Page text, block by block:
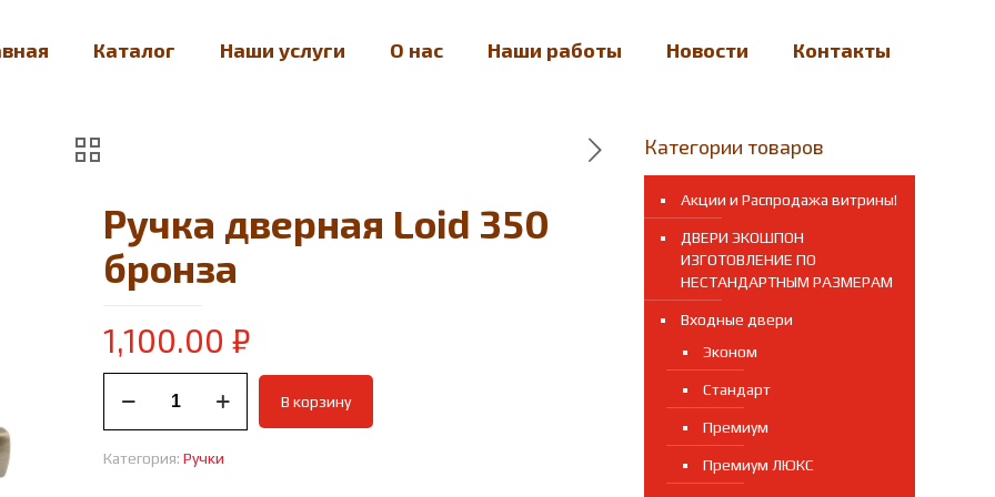
Каталог Наши услуги О нас Наши работы Новости Контакты
Ручка дверная Loid 350
бронза
1,100.00₽
товара
Ручка
В корзину
Категория:Ручки
Категории товаров
Акции и Распродажа витрины!
ДВЕРИ ЭКОШПОН
ИЗГОТОВЛЕНИЕ ПО
НЕСТАНДАРТНЫМ РАЗМЕРАМ
Входные двери
Эконом
Стандарт
Премиум
Премиум ЛЮКС